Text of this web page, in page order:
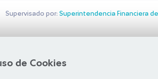
de Cookies
Supervisado por: Superintendencia Financiera